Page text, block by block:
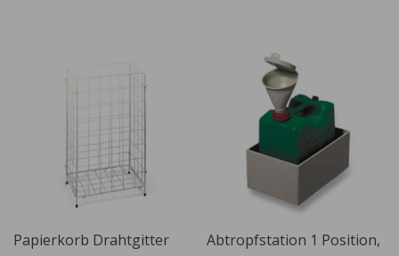
Papierkorb Drahtgitter
Abtropfstation 1 Position,